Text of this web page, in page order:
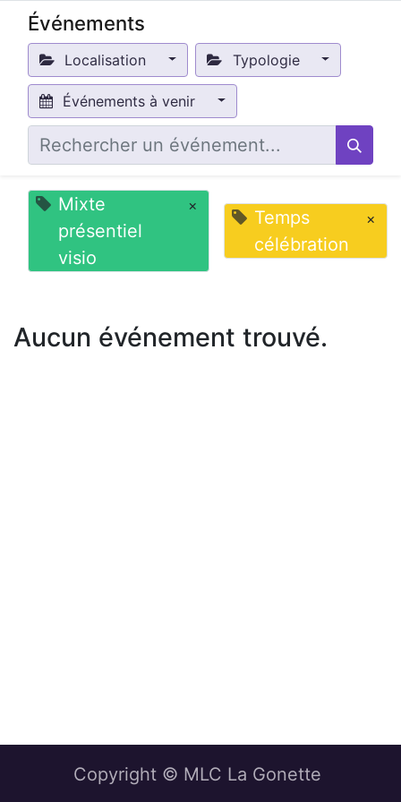
Événements
Localisation Typologie
Événements à venir
Mixte
présentiel
visio
×
Temps
célébration
×
Aucun événement trouvé.
Copyright © MLC La Gonette